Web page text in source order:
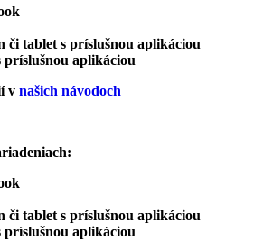
či tablet s príslušnou aplikáciou
príslušnou aplikáciou
v našich návodoch
či tablet s príslušnou aplikáciou
príslušnou aplikáciou